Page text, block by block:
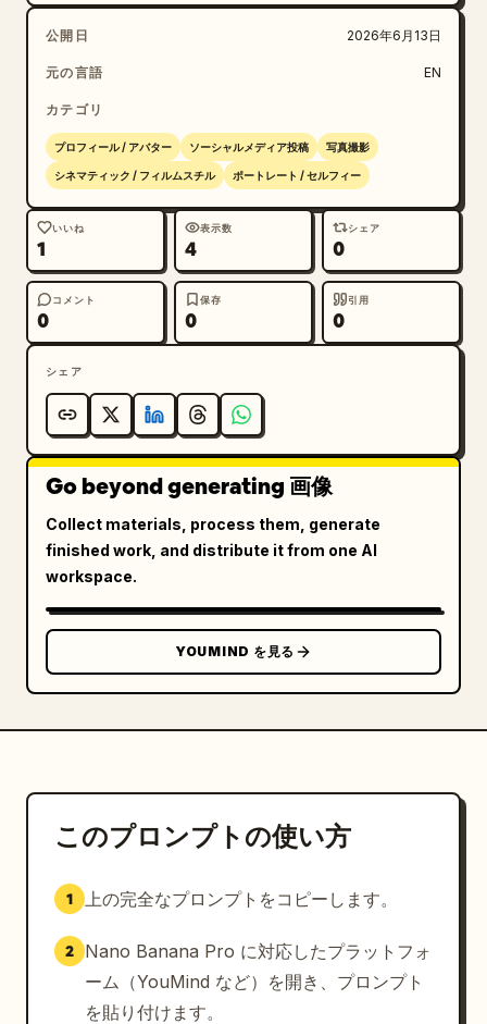
公開日 2026年6月13日
元の言語 EN
カテゴリ
プロフィール / アバター ソーシャルメディア投稿 写真撮影
シネマティック / フィルムスチル ポートレート / セルフィー
いいね
1
表示数
4
シェア
0
コメント
0
保存
0
引用
0
シェア
Go beyond generating 画像
Collect materials, process them, generate
finished work, and distribute it from one AI
workspace.
YOUMIND を見る
このプロンプトの使い方
1 上の完全なプロンプトをコピーします。
2
Nano Banana Pro に対応したプラットフォ
ーム（YouMind など）を開き、プロンプト
を貼り付けます。